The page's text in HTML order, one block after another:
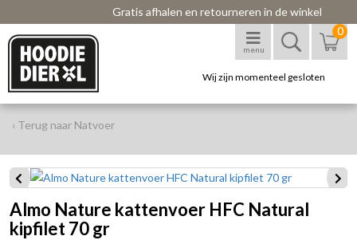
Gratis afhalen en retourneren in de winkel
menu
0
Wij zijn momenteel gesloten
‹ Terug naar Natvoer
Almo Nature kattenvoer HFC Natural
kipfilet 70 gr